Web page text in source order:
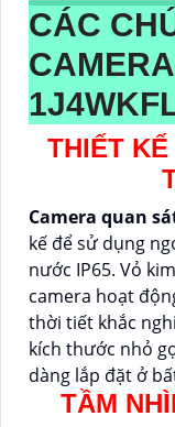
CÁC
THIẾT
Camera quan sát
kế để sử dụng
nước IP65. Vỏ
camera hoạt
thời tiết khắc
kích thước nhỏ
dàng lắp đặt ở
TẦM